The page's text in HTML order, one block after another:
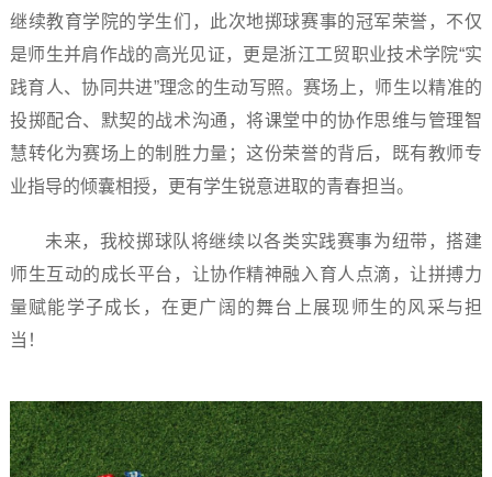
继续教育学院的学生们，此次地掷球赛事的冠军荣誉，不仅
是师生并肩作战的高光见证，更是浙江工贸职业技术学院“实
践育人、协同共进”理念的生动写照。赛场上，师生以精准的
投掷配合、默契的战术沟通，将课堂中的协作思维与管理智
慧转化为赛场上的制胜力量；这份荣誉的背后，既有教师专
业指导的倾囊相授，更有学生锐意进取的青春担当。
未来，我校掷球队将继续以各类实践赛事为纽带，搭建
师生互动的成长平台，让协作精神融入育人点滴，让拼搏力
量赋能学子成长，在更广阔的舞台上展现师生的风采与担
当！